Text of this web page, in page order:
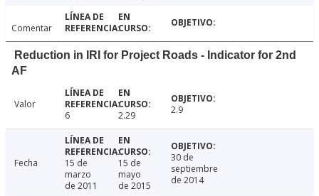
Comentar
Reduction in IRI for Project Roads - Indicator for 2nd
AF
Valor
6
2.29 2.9
Fecha
15 de
marzo
de 2011
15 de
mayo
de 2015
30 de
septiembre
de 2014